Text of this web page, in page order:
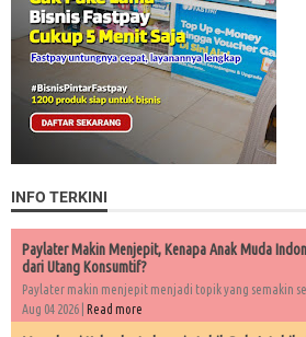
INFO TERKINI
Paylater Makin Menjepit, Kenapa Anak Muda
dari Utang Konsumtif?
Paylater makin menjepit menjadi topik yang semakin
Aug 04 2026 | Read more